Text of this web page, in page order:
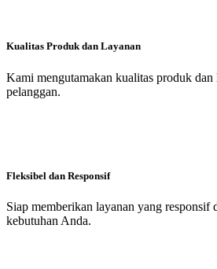
Kualitas Produk dan Layanan
Kami mengutamakan kualitas produk dan
pelanggan.
Fleksibel dan Responsif
Siap memberikan layanan yang responsif
kebutuhan Anda.